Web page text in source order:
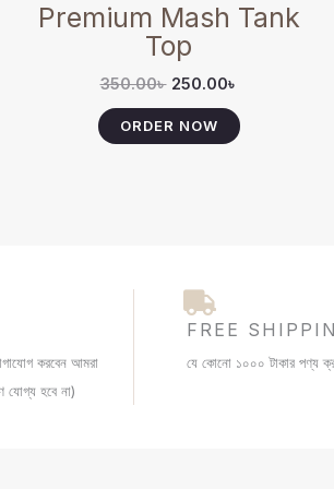
Premium Mash Tank
Top
350.00৳ 250.00৳
ORDER NOW
product
page
করবেন আমরা
যোগ্য হবে না)
FREE
যে কোনো ১০০০ টাকার পণ্য